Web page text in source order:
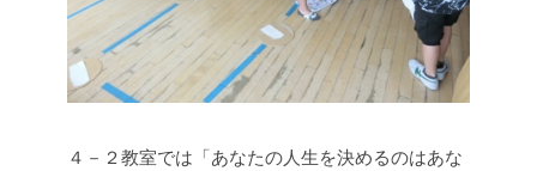
４－２教室では「あなたの人生を決めるのはあな